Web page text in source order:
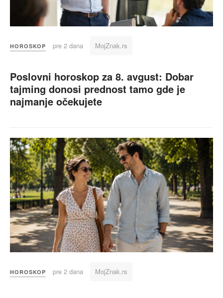
HOROSKOP pre 2 dana MojZnak.rs
Poslovni horoskop za 8. avgust: Dobar
tajming donosi prednost tamo gde je
najmanje očekujete
HOROSKOP pre 2 dana MojZnak.rs